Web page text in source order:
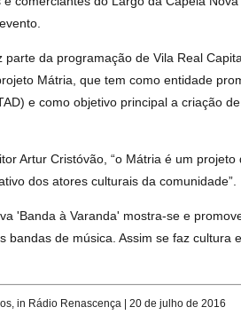
parte da programação de Vila Real
Mátria, que tem como entidade
e como objetivo principal a criação
Artur Cristóvão, “o Mátria é um
dos atores culturais da comunidade”.
'Banda à Varanda' mostra-se e
bandas de música. Assim se faz cultura
in Rádio Renascença | 20 de julho de 2016